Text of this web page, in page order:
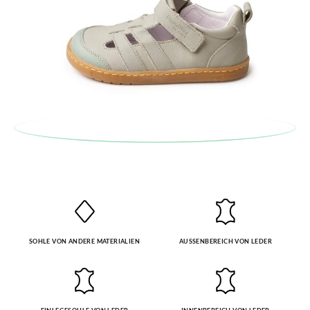
Ruecksendungund geben Sie Ihre
Bestellnummer sowie die beim Kauf verwendete E-Mail-
Adresse ein. Ein Rücksendeetikett wird Ihnen dann
automatisch an Ihr Postfach gesendet.
ursprüngliches Paar unter Verwendung des bereitgestellten
Etiketts bei einer Postfiliale zurück und geben Sie eine neue
SOHLE VON ANDERE MATERIALIEN AUSSENBEREICH VON LEDER